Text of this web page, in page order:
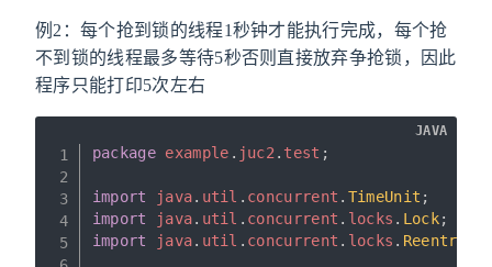
例2：每个抢到锁的线程1秒钟才能执行完成，每个抢
不到锁的线程最多等待5秒否则直接放弃争抢锁，因此
程序只能打印5次左右
package example . juc2 . test ;
import java. util . concurrent . TimeUnit ;
import
java. util . concurrent . locks . Lock;
import
java. util . concurrent . locks .
JAVA